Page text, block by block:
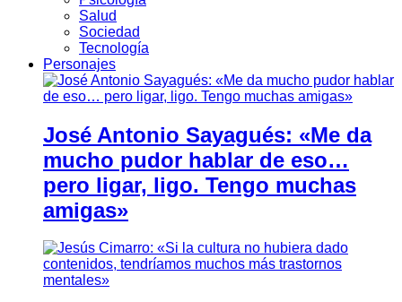
Salud
Sociedad
Tecnología
Personajes
José Antonio Sayagués: «Me da
mucho pudor hablar de eso…
pero ligar, ligo. Tengo muchas
amigas»